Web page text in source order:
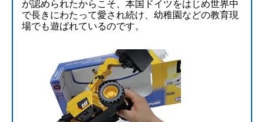
が認められたからこそ、本国ドイツをはじめ世界中
で長きにわたって愛され続け、幼稚園などの教育現
場でも遊ばれているのです。